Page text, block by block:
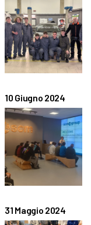
10 Giugno 2024
31 Maggio 2024